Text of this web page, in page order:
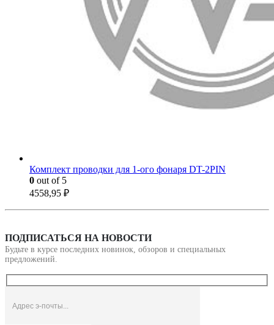
Комплект проводки для 1-ого фонаря DT-2PIN
0 out of 5
4558,95 ₽
ПОДПИСАТЬСЯ НА НОВОСТИ
Будьте в курсе последних новинок, обзоров и специальных
предложений.